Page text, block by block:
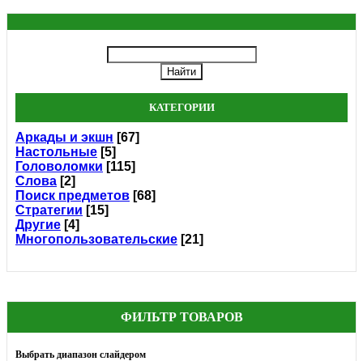
КАТЕГОРИИ
Аркады и экшн [67]
Настольные [5]
Головоломки [115]
Слова [2]
Поиск предметов [68]
Стратегии [15]
Другие [4]
Многопользовательские [21]
ФИЛЬТР ТОВАРОВ
Выбрать диапазон слайдером